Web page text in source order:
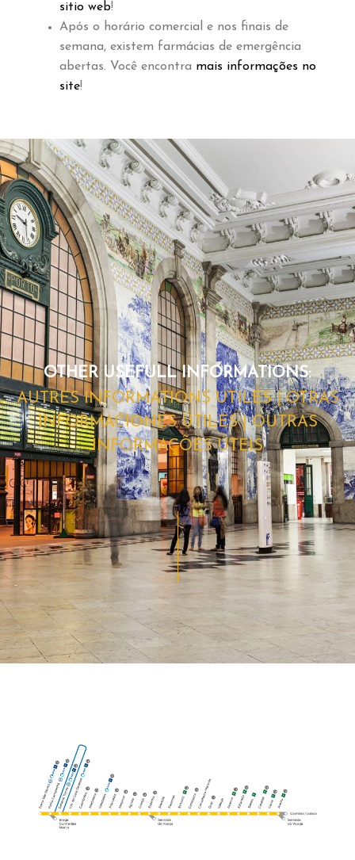
sitio web!
Após o horário comercial e nos finais de
semana, existem farmácias de emergência
abertas. Você encontra mais informações no
site!
OTHER USEFULL INFORMATIONS:
AUTRES INFORMATIONS UTILES | OTRAS
INFORMACIONES ÚTILES | OUTRAS
INFORMAÇÕES ÚTEIS